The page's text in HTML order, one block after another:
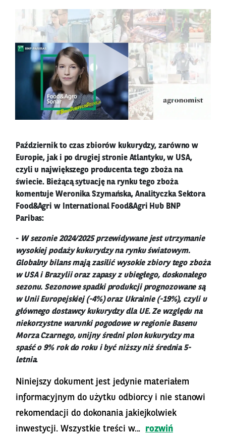
Październik to czas zbiorów kukurydzy, zarówno w
Europie, jak i po drugiej stronie Atlantyku, w USA,
czyli u największego producenta tego zboża na
świecie. Bieżącą sytuację na rynku tego zboża
komentuje Weronika Szymańska, Analityczka Sektora
Food&Agri w International Food&Agri Hub BNP
Paribas:
- W sezonie 2024/2025 przewidywane jest utrzymanie
wysokiej podaży kukurydzy na rynku światowym.
Globalny bilans mają zasilić wysokie zbiory tego zboża
w USA i Brazylii oraz zapasy z ubiegłego, doskonałego
sezonu. Sezonowe spadki produkcji prognozowane są
w Unii Europejskiej (-4%) oraz Ukrainie (-19%), czyli u
głównego dostawcy kukurydzy dla UE. Ze względu na
niekorzystne warunki pogodowe w regionie Basenu
Morza Czarnego, unijny średni plon kukurydzy ma
spaść o 9% rok do roku i być niższy niż średnia 5-
letnia.
Niniejszy dokument jest jedynie materiałem
informacyjnym do użytku odbiorcy i nie stanowi
rekomendacji do dokonania jakiejkolwiek
inwestycji. Wszystkie treści w...
rozwiń